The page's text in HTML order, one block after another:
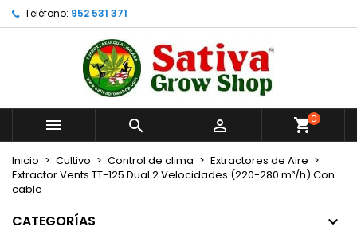
Teléfono: 952 531 371
   0
Inicio Cultivo Control de clima
Extractores de Aire
Extractor Vents TT-125 Dual 2 Velocidades (220-280 m³/h) Con
cable
CATEGORÍAS
Añadir a la lista de deseos ×
Crear nueva lista
Crear lista de deseos ×
Nombre de la lista de deseos
Cancelar Crear lista de deseos
Iniciar sesión ×
Debe iniciar sesión para guardar productos en su
lista de deseos.
Iniciar sesión